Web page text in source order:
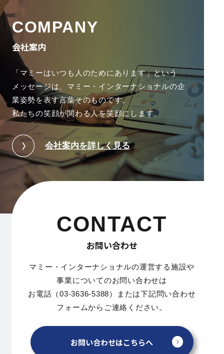
COMPANY
会社案内
「マミーはいつも人のためにあります」という
メッセージは、 マミー・インターナショナルの企
業姿勢を表す言葉そのものです。
私たちの笑顔が関わる人を笑顔にします。
会社案内を詳しく見る
CONTACT
お問い合わせ
マミー・インターナショナルの運営する施設や
事業についてのお問い合わせは
お電話（03-3636-5388）または下記問い合わせ
フォームからご連絡ください。
お問い合わせはこちらへ